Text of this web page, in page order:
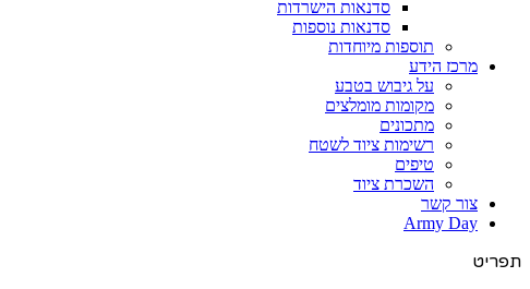
סדנאות הישרדות
סדנאות נוספות
תוספות מיוחדות
מרכז הידע
על גיבוש בטבע
מקומות מומלצים
מתכונים
רשימות ציוד לשטח
טיפים
השכרת ציוד
צור קשר
Army Day
תפריט